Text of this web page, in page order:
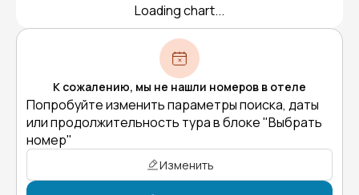
Loading chart...
К сожалению, мы не нашли номеров в отеле
Попробуйте изменить параметры поиска, даты
или продолжительность тура в блоке "Выбрать
номер"
Изменить